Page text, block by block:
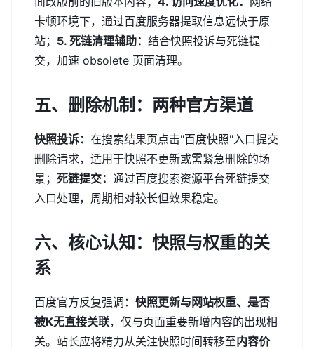
卡顿环境下，通过百度服务器提取信息远快于原
站； 5. 死链清理辅助： 结合快照投诉与死链提
交，加速 obsolete 页面清理。
五、删除机制：两种官方渠道
快照投诉： 在搜索结果页点击"百度快照"入口提交
删除请求，适用于快照不更新或需紧急删除的场
景； 死链提交： 通过百度搜索资源平台死链提交
入口处理，周期相对较长但效果稳定。
六、核心认知：快照与权重的关
系
百度官方反复强调： 快照更新与网站权重、是否
被K无直接关联，仅与页面重要新增内容的出现相
关。站长应将精力从关注快照时间转移至内容价